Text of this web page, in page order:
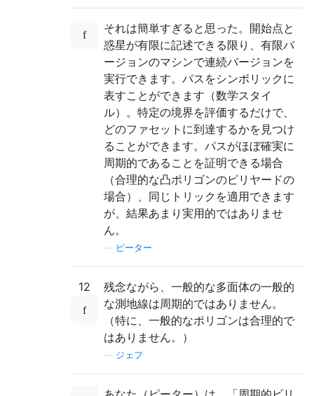
それは簡単すぎると思った。開始点と
惑星が有限に記述できる限り、有限バ
ージョンのマシンで連続バージョンを
実行できます。パスをシンボリックに
表すことができます（数学スタイ
ル）。特定の境界を評価するだけで、
どのファセットに到達するかを見つけ
ることができます。パスがほぼ確実に
周期的であることを証明できる場合
（合理的な凸ポリゴンのビリヤードの
場合）、同じトリックを適用できます
が、結果あまり実用的ではありませ
ん。
ピーター
12
残念ながら、一般的な多面体の一般的
な測地線は周期的ではありません。
（特に、一般的なポリゴンは合理的で
はありません。）
ジェフ